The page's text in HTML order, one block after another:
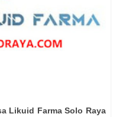
Likuid Farma Solo Raya